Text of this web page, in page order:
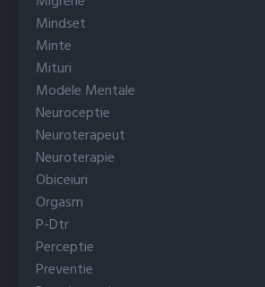
Mindset
Minte
Mituri
Modele Mentale
Neuroceptie
Neuroterapeut
Neuroterapie
Obiceiuri
Orgasm
P-Dtr
Perceptie
Preventie